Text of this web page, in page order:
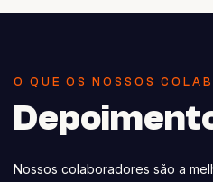
O QUE OS NOSSOS
Nossos colaboradores são a